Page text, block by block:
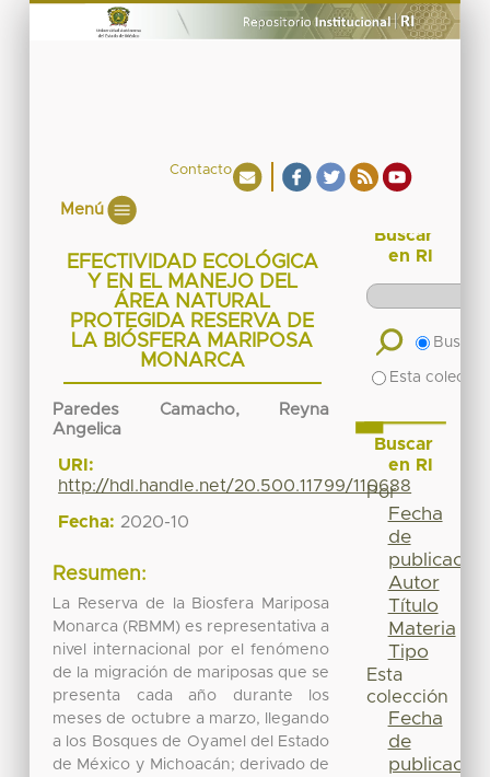
Contacto
Menú
EFECTIVIDAD ECOLÓGICA
Y EN EL MANEJO DEL
ÁREA NATURAL
PROTEGIDA RESERVA DE
LA BIÓSFERA MARIPOSA
MONARCA
Paredes Camacho, Reyna
Angelica
URI:
http://hdl.handle.net/20.500.11799/110688
Fecha: 2020-10
Resumen:
La Reserva de la Biosfera Mariposa
Monarca (RBMM) es representativa a
nivel internacional por el fenómeno
de la migración de mariposas que se
presenta cada año durante los
meses de octubre a marzo, llegando
a los Bosques de Oyamel del Estado
de México y Michoacán; derivado de
Buscar
en RI
Buscar
Esta
Buscar
en RI
Por
Fecha
de
publicación
Autor
Título
Materia
Tipo
Esta
colección
Fecha
de
publicación